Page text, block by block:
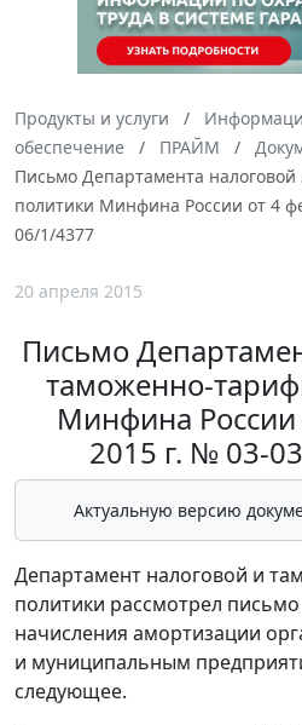
Продукты и услуги
обеспечение
ПРАЙМ
Письмо Департамента
политики Минфина России от 4
06/1/4377
20 апреля 2015
Письмо
таможенно-
Минфина России
2015 г. № 03-
Актуальную версию
Департамент налоговой и
политики рассмотрел
начисления амортизации
и муниципальным
следующее.